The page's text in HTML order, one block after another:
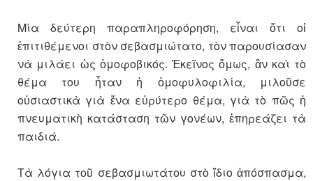
Μία δεύτερη παραπληροφόρηση, εἶναι ὅτι οἱ
ἐπιτιθέμενοι στὸν σεβασμιώτατο, τὸν παρουσίασαν
νὰ μιλάει ὡς ὁμοφοβικός. Ἐκεῖνος ὅμως, ἂν καὶ τὸ
θέμα του ἦταν ἡ ὁμοφυλοφιλία, μιλοῦσε
οὐσιαστικὰ γιὰ ἕνα εὐρύτερο θέμα, γιὰ τὸ πῶς ἡ
πνευματικὴ κατάσταση τῶν γονέων, ἐπηρεάζει τὰ
παιδιά.
Τὰ λόγια τοῦ σεβασμιωτάτου στὸ ἴδιο ἀπόσπασμα,